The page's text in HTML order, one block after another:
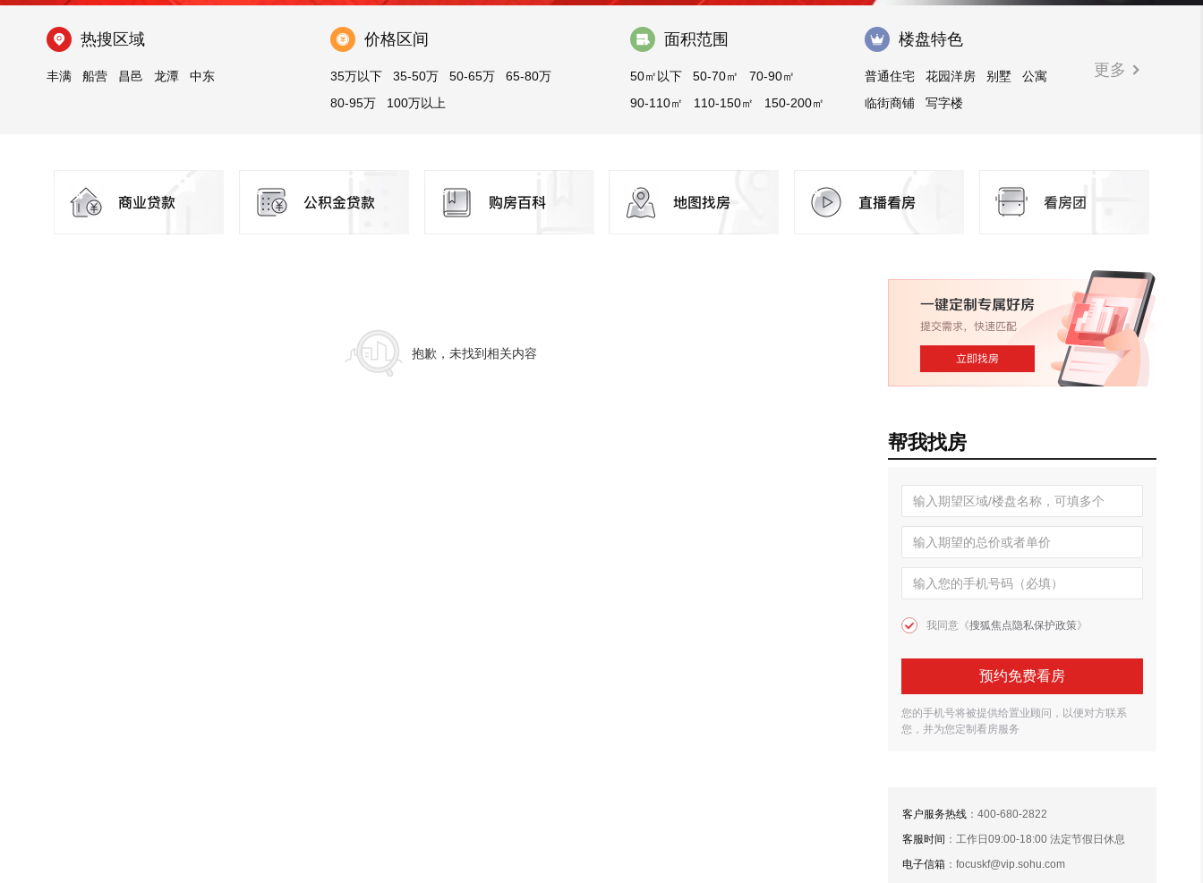
热搜区域
丰满 船营 昌邑 龙潭 中东
价格区间
35万以下 35-50万 50-65万
65-80万
80-95万
100万以上
面积范围
50㎡以下 50-70㎡
70-90㎡
90-110㎡
110-150㎡
150-200㎡
楼盘特色
普通住宅 花园洋房 别墅
公寓
临街商铺
写字楼
更多
抱歉，未找到相关内容
帮我找房
我同意《搜狐焦点隐私保护政策》
预约免费看房
您的手机号将被提供给置业顾问，以便对方联系
您，并为您定制看房服务
客户服务热线 ：400-680-2822
客服时间 ：工作日09:00-18:00 法定节假日休息
电子信箱 ：focuskf@vip.sohu.com